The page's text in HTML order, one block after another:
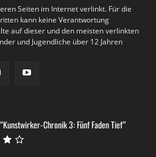
Seiten im Internet verlinkt. Für die
kann keine Verantwortung
auf dieser und den meisten verlinkten
und Jugendliche über 12 Jahren
Chronik 3: Fünf Faden Tief”